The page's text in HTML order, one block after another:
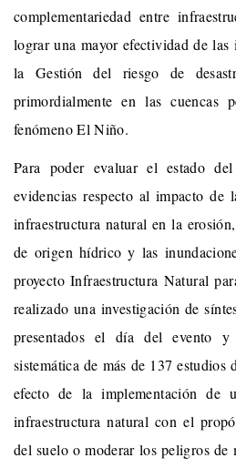
complementariedad entre
lograr una mayor efectividad de las
la Gestión del riesgo de
primordialmente en las cuencas
fenómeno El Niño.
Para poder evaluar el estado
evidencias respecto al impacto de
infraestructura natural en la
de origen hídrico y las
proyecto Infraestructura Natural
realizado una investigación de
presentados el día del evento
sistemática de más de 137 estudios
efecto de la implementación de
infraestructura natural con el
del suelo o moderar los peligros de